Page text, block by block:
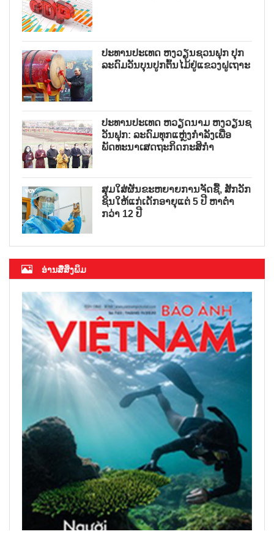
ປະທານປະເທດ ຫງວຽນຊວນຟຸກ ປຸກ
ລະດົມວັນບຸນປູກຕົ້ນໄມ້ຢູ່ແຂວງຝູເຖາະ
ປະທານປະເທດ ຫວຽດນາມ ຫງວຽນຊ
ວັນຟຸກ: ລະດົມທຸກແຫຼ່ງກຳລັງເພື່ອ
ພັດທະນາເສດຖະກິດກະສິກຳ
ສຸມໃສ່ຜັນຂະຫຍາຍການຈັດຊື້, ສັກວັກ
ຊິນໃຫ້ແກ່ເດັກອາຍຸແຕ່ 5 ປີ ຫາຕ່ຳ
ກວ່າ 12 ປີ
ອ່ານສື່ສິ່ງພິມ